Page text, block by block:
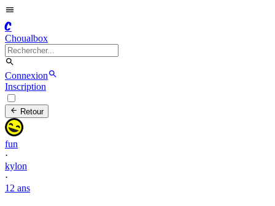
C
Choualbox
Connexion
Inscription
Retour
fun
·
kylon
·
12 ans